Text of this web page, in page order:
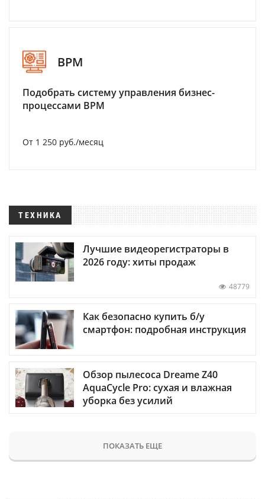
BPM
Подобрать систему управления бизнес-
процессами BPM
От 1 250 руб./месяц
ТЕХНИКА
Лучшие видеорегистраторы в
2026 году: хиты продаж
48779
Как безопасно купить б/у
смартфон: подробная инструкция
Обзор пылесоса Dreame Z40
AquaCycle Pro: сухая и влажная
уборка без усилий
ПОКАЗАТЬ ЕЩЕ